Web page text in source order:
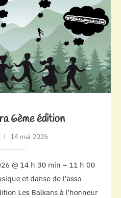
6ème édition
14 mai 2026
@ 14 h 30 min – 11 h 00
et danse de l’asso
Les Balkans à l’honneur